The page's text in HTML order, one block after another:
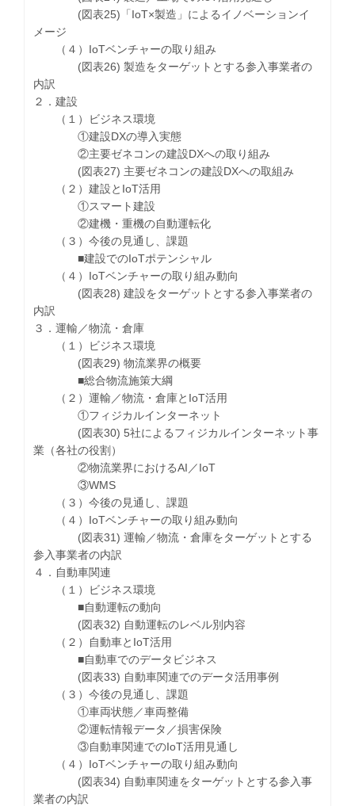
(図表25)「IoT×製造」によるイノベーションイ
メージ
（４）IoTベンチャーの取り組み
(図表26) 製造をターゲットとする参入事業者の
内訳
２．建設
（１）ビジネス環境
①建設DXの導入実態
②主要ゼネコンの建設DXへの取り組み
(図表27) 主要ゼネコンの建設DXへの取組み
（２）建設とIoT活用
①スマート建設
②建機・重機の自動運転化
（３）今後の見通し、課題
■建設でのIoTポテンシャル
（４）IoTベンチャーの取り組み動向
(図表28) 建設をターゲットとする参入事業者の
内訳
３．運輸／物流・倉庫
（１）ビジネス環境
(図表29) 物流業界の概要
■総合物流施策大綱
（２）運輸／物流・倉庫とIoT活用
①フィジカルインターネット
(図表30) 5社によるフィジカルインターネット事
業（各社の役割）
②物流業界におけるAI／IoT
③WMS
（３）今後の見通し、課題
（４）IoTベンチャーの取り組み動向
(図表31) 運輸／物流・倉庫をターゲットとする
参入事業者の内訳
４．自動車関連
（１）ビジネス環境
■自動運転の動向
(図表32) 自動運転のレベル別内容
（２）自動車とIoT活用
■自動車でのデータビジネス
(図表33) 自動車関連でのデータ活用事例
（３）今後の見通し、課題
①車両状態／車両整備
②運転情報データ／損害保険
③自動車関連でのIoT活用見通し
（４）IoTベンチャーの取り組み動向
(図表34) 自動車関連をターゲットとする参入事
業者の内訳